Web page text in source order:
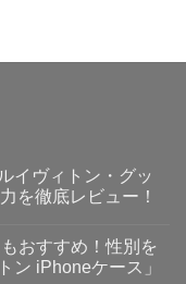
イヴィトン・グッ
を徹底レビュー！
おすすめ！性別を
ン iPhoneケース」